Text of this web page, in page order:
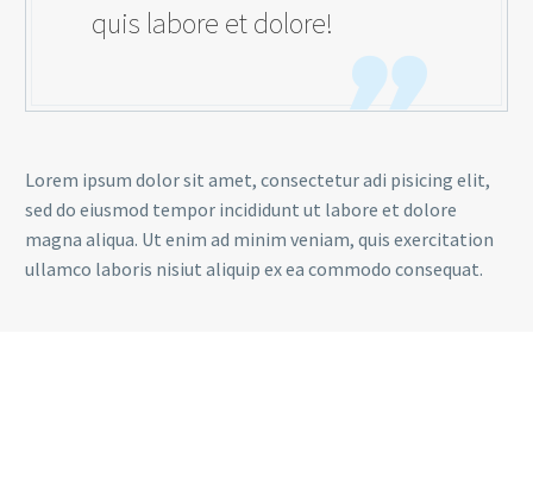
quis labore et dolore!
Lorem ipsum dolor sit amet, consectetur adi pisicing elit,
sed do eiusmod tempor incididunt ut labore et dolore
magna aliqua. Ut enim ad minim veniam, quis exercitation
ullamco laboris nisiut aliquip ex ea commodo consequat.